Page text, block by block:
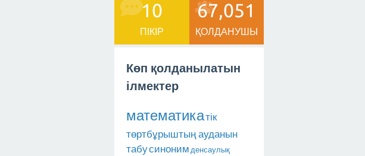
10
ПІКІР
67,051
ҚОЛДАНУШЫ
Көп қолданылатын
ілмектер
математикатік
төртбұрыштың ауданын
табусиноним денсаулық